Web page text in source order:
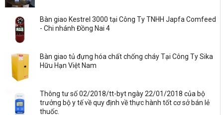
Bàn giao Kestrel 3000 tại Công Ty TNHH Japfa Comfeed
- Chi nhánh Đồng Nai 4
Bàn giao tủ đựng hóa chất chống cháy Tại Công Ty Sika
Hữu Hạn Việt Nam
Thông tư số 02/2018/tt-byt ngày 22/01/2018 của bộ
trưởng bộ y tế về quy định về thực hành tốt cơ sở bán lẻ
thuốc.